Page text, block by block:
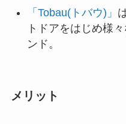
「Tobau(トバウ)」
トドアをはじめ様
ンド。
メリット